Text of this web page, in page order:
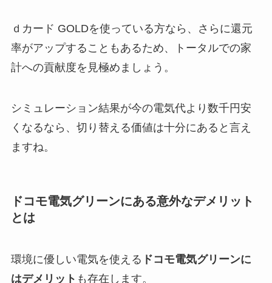
ｄカード GOLDを使っている方なら、さらに還元
率がアップすることもあるため、トータルでの家
計への貢献度を見極めましょう。
シミュレーション結果が今の電気代より数千円安
くなるなら、切り替える価値は十分にあると言え
ますね。
ドコモ電気グリーンにある意外なデメリット
とは
環境に優しい電気を使える ドコモ電気グリーンに
はデメリット も存在します。